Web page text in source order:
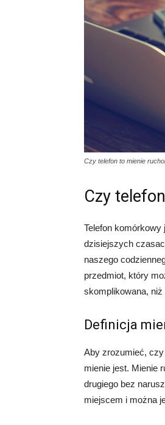
Czy telefon to mienie
Czy
Telefon
dzisiejszych
naszego
przedmiot, który
skomplikowana, niż
Definicja
Aby zrozumieć,
mienie jest. Mienie
drugiego bez
miejscem i można